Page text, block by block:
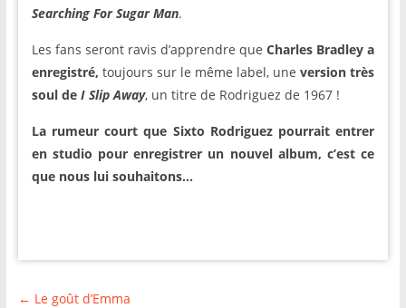
Searching For Sugar Man.
Les fans seront ravis d’apprendre que Charles Bradley a
enregistré, toujours sur le même label, une version très
soul deI Slip Away, un titre de Rodriguez de 1967 !
La rumeur court que Sixto Rodriguez pourrait entrer
en studio pour enregistrer un nouvel album, c’est ce
que nous lui souhaitons…
← Le goût d’Emma